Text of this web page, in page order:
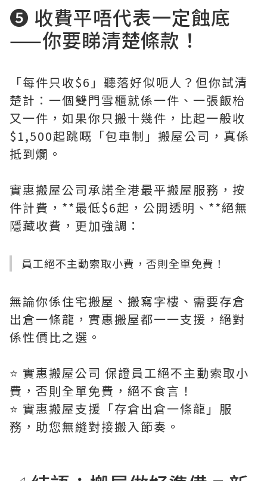
❺ 收費平唔代表一定蝕底
——你要睇清楚條款！
「每件只收$6」聽落好似呃人？但你試清
楚計：一個雙門雪櫃就係一件、一張飯枱
又一件，如果你只搬十幾件，比起一般收
$1,500起跳嘅「包車制」搬屋公司，真係
抵到爛。
實惠搬屋公司承諾全港最平搬屋服務，按
件計費，**最低$6起，公開透明、**絕無
隱藏收費，更加強調：
員工絕不主動索取小費，否則全單免費！
無論你係住宅搬屋、搬寫字樓、需要存倉
出倉一條龍，實惠搬屋都一一支援，絕對
係性價比之選。
⭐️ 實惠搬屋公司 保證員工絕不主動索取小
費，否則全單免費，絕不食言！
⭐️ 實惠搬屋支援「存倉出倉一條龍」服
務，助您無縫對接搬入節奏。